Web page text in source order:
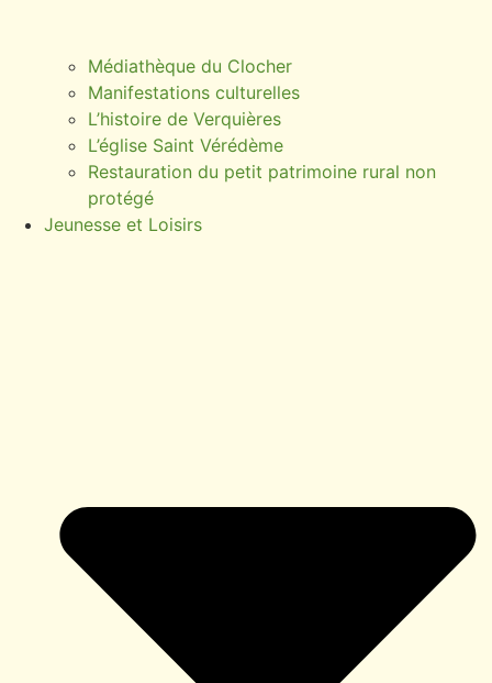
Médiathèque du Clocher
Manifestations culturelles
L’histoire de Verquières
L’église Saint Vérédème
Restauration du petit patrimoine rural non
protégé
Jeunesse et Loisirs